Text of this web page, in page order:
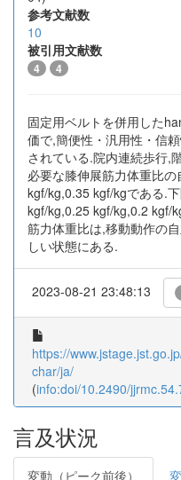
参考文献数
10
被引用文献数
4 4
固定用ベルトを併用した
価で,簡便性・汎用性・信
されている.院内連続歩行,
必要な膝伸展筋力体重比
kgf/kg,0.35 kgf/kgである.
kgf/kg,0.25 kgf/kg,0.2 kgf/
筋力体重比は,移動動作の
しい状態にある.
2023-08-21 23:48:13
https://
char/ja/
(info:doi/10.2490/
言及状況
変動（ピーク前後）